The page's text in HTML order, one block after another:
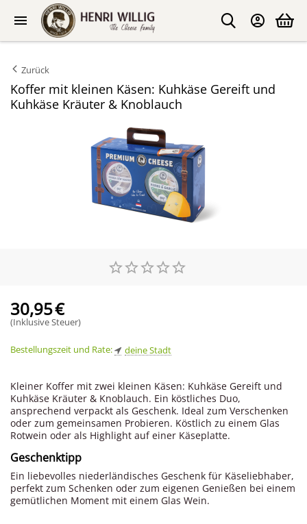
Zurück
Koffer mit kleinen Käsen: Kuhkäse Gereift und
Kuhkäse Kräuter & Knoblauch
30,95€
(Inklusive Steuer)
Bestellungszeit und Rate: deine Stadt
Kleiner Koffer mit zwei kleinen Käsen: Kuhkäse Gereift und
Kuhkäse Kräuter & Knoblauch. Ein köstliches Duo,
ansprechend verpackt als Geschenk. Ideal zum Verschenken
oder zum gemeinsamen Probieren. Köstlich zu einem Glas
Rotwein oder als Highlight auf einer Käseplatte.
Geschenktipp
Ein liebevolles niederländisches Geschenk für Käseliebhaber,
perfekt zum Schenken oder zum eigenen Genießen bei einem
gemütlichen Moment mit einem Glas Wein.